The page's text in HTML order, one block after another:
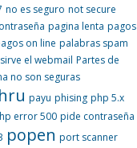
no es seguro not secure
pagina lenta pagos
on line palabras spam
el webmail Partes de
no son seguras
payu phising php 5.x
error 500 pide contraseña
popen port scanner